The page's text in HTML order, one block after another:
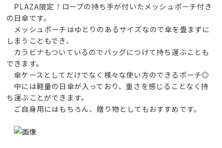
PLAZA限定！ロープの持ち手が付いたメッシュポーチ付き
の日傘です。
メッシュポーチはゆとりのあるサイズなので傘を畳まずに
しまうこともでき、
カラビナもついているのでバッグにつけて持ち運ぶことも
できます。
傘ケースとしてだけでなく様々な使い方のできるポーチ◎
中には軽量の日傘が入っており、重さを感じることなく持
ち運ぶことができます。
ご自身用にはもちろん、贈り物としてもおすすめです。